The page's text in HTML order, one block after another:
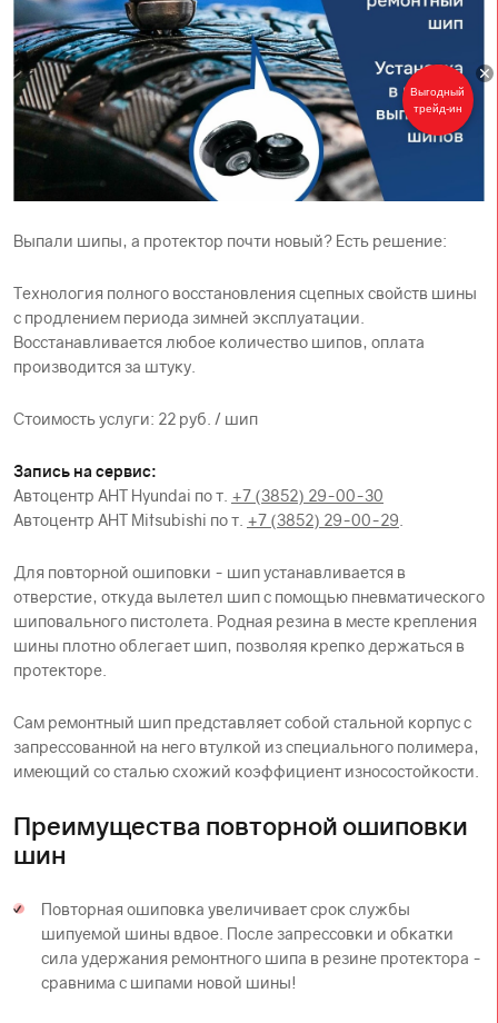
Выпали шипы, а протектор почти новый? Есть решение:
Технология полного восстановления сцепных свойств шины
с продлением периода зимней эксплуатации.
Восстанавливается любое количество шипов, оплата
производится за штуку.
Стоимость услуги: 22 руб. / шип
Запись на сервис:
Автоцентр АНТ Hyundai по т. +7 (3852) 29-00-30
Автоцентр АНТ Mitsubishi по т. +7 (3852) 29-00-29
Для повторной ошиповки - шип устанавливается в
отверстие, откуда вылетел шип с помощью пневматического
шиповального пистолета. Родная резина в месте крепления
шины плотно облегает шип, позволяя крепко держаться в
протекторе.
Сам ремонтный шип представляет собой стальной корпус с
запрессованной на него втулкой из специального полимера,
имеющий со сталью схожий коэффициент износостойкости.
Преимущества повторной ошиповки
шин
Повторная ошиповка увеличивает срок службы
шипуемой шины вдвое. После запрессовки и обкатки
сила удержания ремонтного шипа в резине протектора -
сравнима с шипами новой шины!
Выгодный
трейд-ин